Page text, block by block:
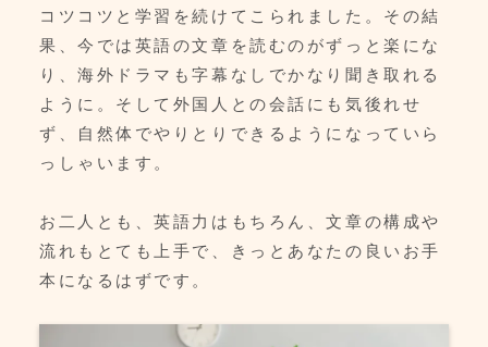
コツコツと学習を続けてこられました。その結
果、今では英語の文章を読むのがずっと楽にな
り、海外ドラマも字幕なしでかなり聞き取れる
ように。そして外国人との会話にも気後れせ
ず、自然体でやりとりできるようになっていら
っしゃいます。
お二人とも、英語力はもちろん、文章の構成や
流れもとても上手で、きっとあなたの良いお手
本になるはずです。